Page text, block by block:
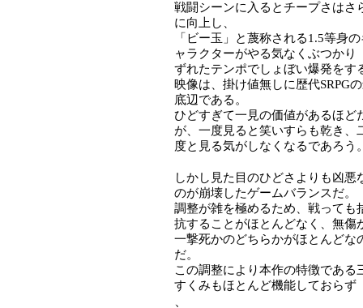
戦闘シーンに入るとチープさはさ
に向上し、
「ビー玉」と蔑称される1.5等身
ャラクターがやる気なくぶつかり
ずれたテンポでしょぼい爆発をす
映像は、掛け値無しに歴代SRPG
底辺である。
ひどすぎて一見の価値があるほど
が、一度見ると笑いすらも乾き、
度と見る気がしなくなるであろう
しかし見た目のひどさよりも凶悪
のが崩壊したゲームバランスだ。
調整が雑を極めるため、戦っても
抗することがほとんどなく、無傷
一撃死かのどちらかがほとんどな
だ。
この調整により本作の特徴である
すくみもほとんど機能しておらず